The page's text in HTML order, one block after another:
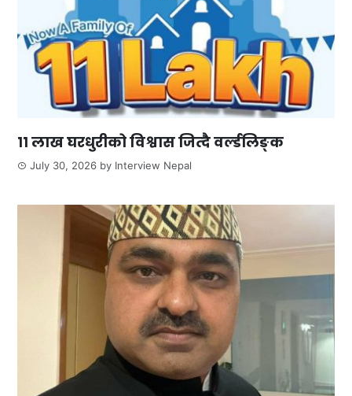
११ लाख घरधुरीको विश्वास जित्दै वर्ल्डलिङ्क
July 30, 2026 by Interview Nepal